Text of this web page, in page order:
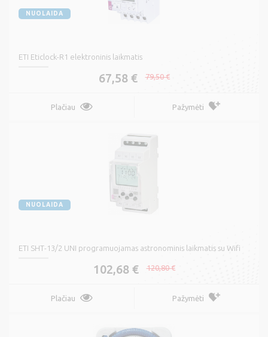
NUOLAIDA
ETI Eticlock-R1 elektroninis laikmatis
67,58 € 79,50 €
Plačiau Pažymėti
NUOLAIDA
ETI SHT-13/2 UNI programuojamas astronominis laikmatis su Wifi
102,68 € 120,80 €
Plačiau Pažymėti